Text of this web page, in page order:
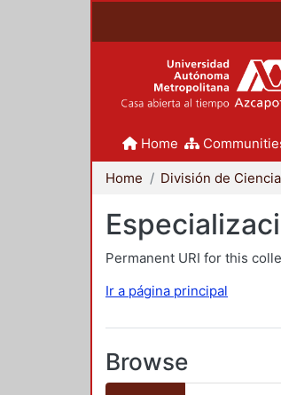
Home
Home
Permanent URI for this
Ir a página principal
Browse